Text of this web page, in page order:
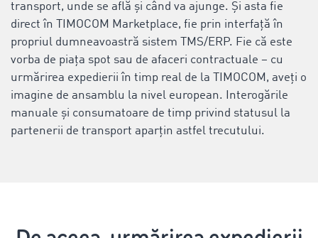
transport, unde se află și când va ajunge. Și asta fie
direct în TIMOCOM Marketplace, fie prin interfață în
propriul dumneavoastră sistem TMS/ERP. Fie că este
vorba de piața spot sau de afaceri contractuale – cu
urmărirea expedierii în timp real de la TIMOCOM, aveți o
imagine de ansamblu la nivel european. Interogările
manuale și consumatoare de timp privind statusul la
partenerii de transport aparțin astfel trecutului.